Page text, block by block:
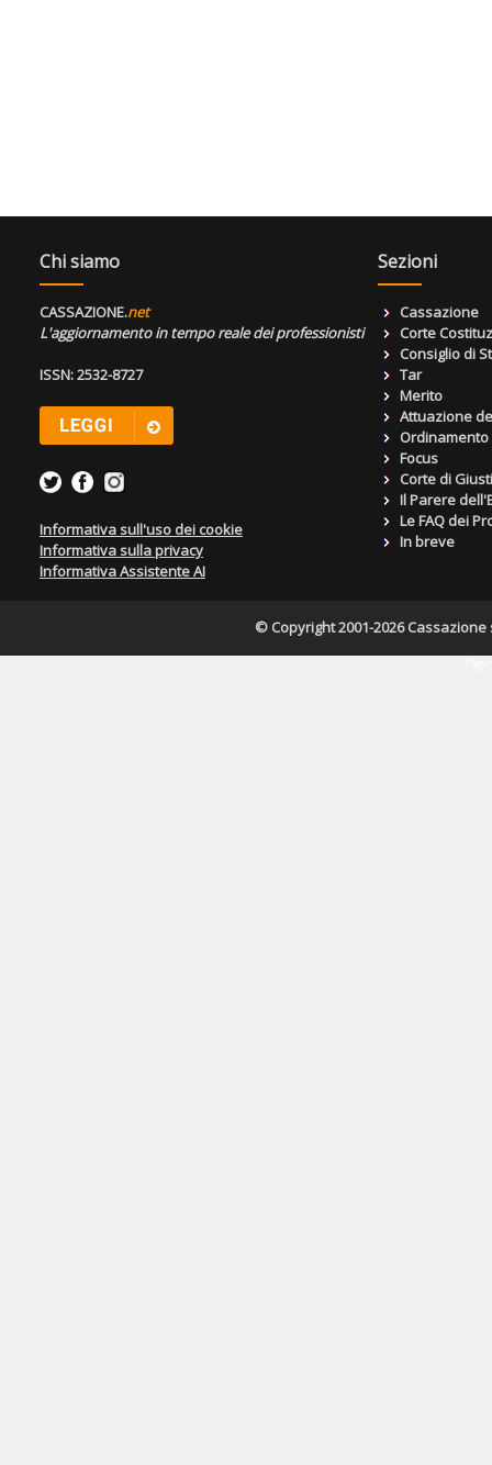
Chi siamo
CASSAZIONE.net
L'aggiornamento in tempo reale dei professionisti
ISSN: 2532-8727
Informativa sull'uso dei cookie
Informativa sulla privacy
Informativa Assistente AI
Sezioni
Cassazione
Corte
Consiglio di
Tar
Merito
Attuazione
Focus
Corte di
Il Parere
Le FAQ dei
In breve
© Copyright 2001-2026 Cassazione